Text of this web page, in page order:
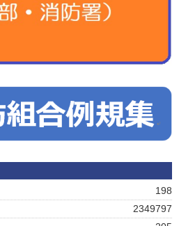
198
2349797